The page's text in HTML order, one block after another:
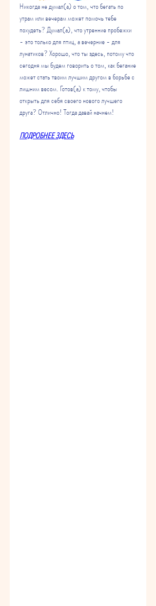
Никогда не думал(а) о том, что бегать по
утрам или вечерам может помочь тебе
похудеть? Думал(а), что утренние пробежки
- это только для птиц, а вечерние - для
лунатиков? Хорошо, что ты здесь, потому что
сегодня мы будем говорить о том, как бегание
может стать твоим лучшим другом в борьбе с
лишним весом. Готов(а) к тому, чтобы
открыть для себя своего нового лучшего
друга? Отлично! Тогда давай начнем!
ПОДРОБНЕЕ ЗДЕСЬ